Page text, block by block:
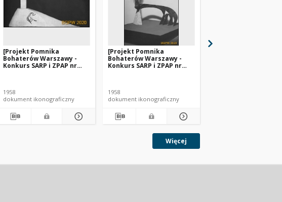
[Projekt Pomnika
Bohaterów Warszawy -
Konkurs SARP i ZPAP nr
1958
dokument ikonograficzny
[Projekt Pomnika
Bohaterów Warszawy -
Konkurs SARP i ZPAP nr
1958
dokument ikonograficzny
Więcej